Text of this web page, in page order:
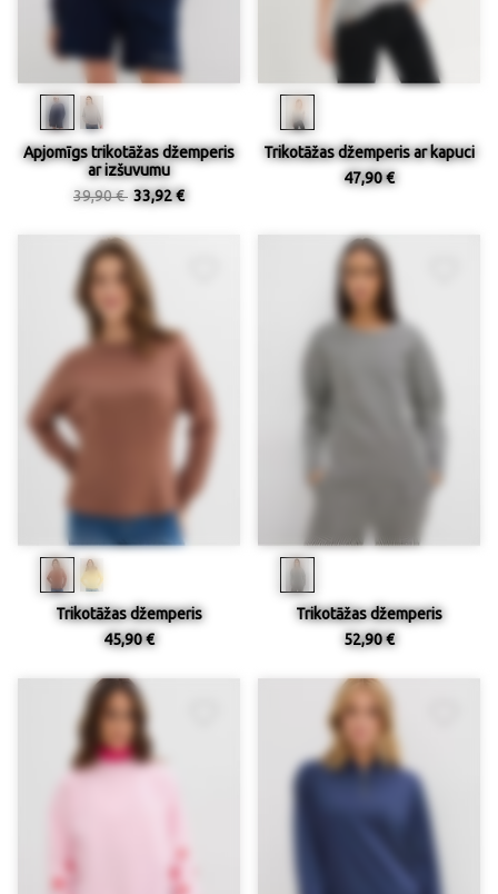
Apjomīgs trikotāžas džemperis
ar izšuvumu
39,90 € 33,92 €
Trikotāžas džemperis ar kapuci
47,90 €
Trikotāžas džemperis
45,90 €
Trikotāžas džemperis
52,90 €